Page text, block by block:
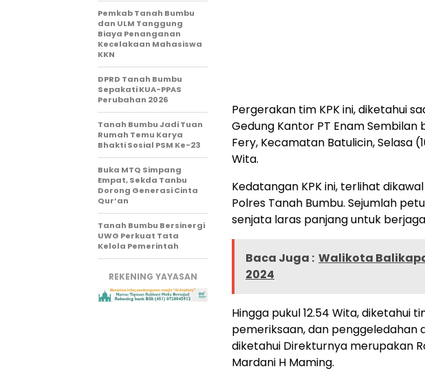
Pergerakan tim KPK ini, diketahui
Gedung Kantor PT Enam
Fery, Kecamatan Batulicin, Selasa
Wita.
Kedatangan KPK ini, terlihat
Polres Tanah Bumbu. Sejumlah
senjata laras panjang untuk
Baca Juga : Walikota
2024
Hingga pukul 12.54 Wita, diketahui
pemeriksaan, dan penggeledahan
diketahui Direkturnya merupakan
Mardani H Maming.
Pemkab Tanah Bumbu
dan ULM Tanggung
Biaya Penanganan
Kecelakaan Mahasiswa
KKN
DPRD Tanah Bumbu
Sepakati KUA-PPAS
Perubahan 2026
Tanah Bumbu Jadi Tuan
Rumah Temu Karya
Bhakti Sosial PSM Ke-23
Buka MTQ Simpang
Empat, Sekda Tanbu
Dorong Generasi Cinta
Qur’an
Tanah Bumbu Bersinergi
UWG Perkuat Tata
Kelola Pemerintah
REKENING YAYASAN